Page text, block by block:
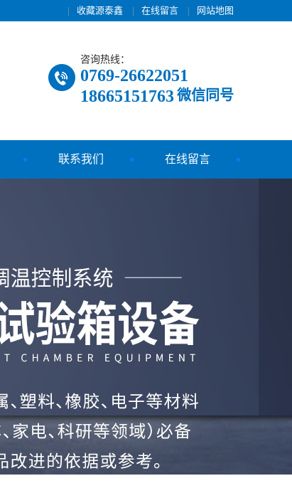
| 收藏源泰鑫 | 在线留言 | 网站地图
咨询热线：
0769-26622051
18665151763微信同号
联系我们 在线留言